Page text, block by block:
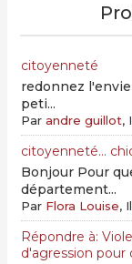
citoyenneté
redonnez
peti...
Parandre guillot,
citoyenneté...
Bonjour Pour
département...
Par Flora Louise,
Répondre à:
d'agression pour